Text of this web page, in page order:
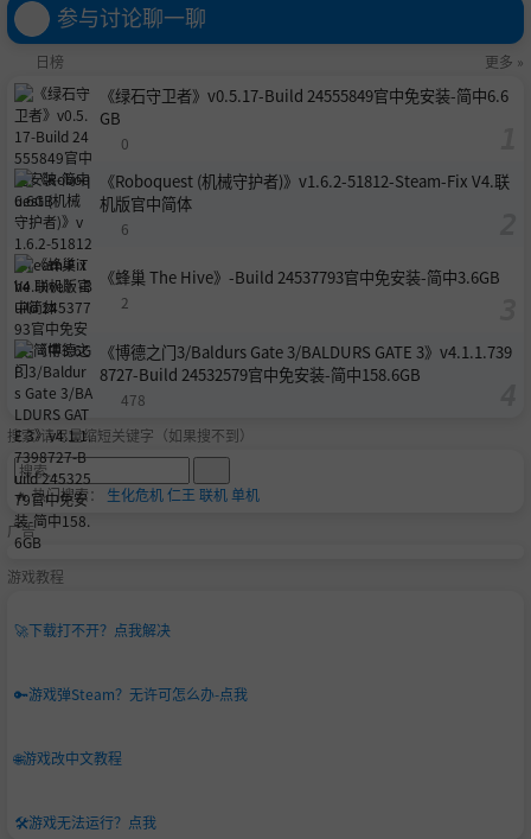
参与讨论聊一聊
日榜 更多 »
《绿石守卫者》v0.5.17-Build 24555849官中免安装-简中6.6
GB
0
《Roboquest (机械守护者)》v1.6.2-51812-Steam-Fix V4.联
机版官中简体
6
《蜂巢 The Hive》-Build 24537793官中免安装-简中3.6GB
2
《博德之门3/Baldurs Gate 3/BALDURS GATE 3》v4.1.1.739
8727-Build 24532579官中免安装-简中158.6GB
478
搜索-请尽量缩短关键字（如果搜不到）
🔥 热门搜索： 生化危机仁王 联机单机
广告
游戏教程
🚀下载打不开？点我解决
🔑游戏弹Steam？无许可怎么办-点我
🌐游戏改中文教程
🛠️游戏无法运行？点我